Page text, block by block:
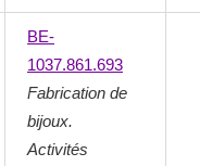
BE-
1037.861.693
Fabrication de
bijoux.
Activités